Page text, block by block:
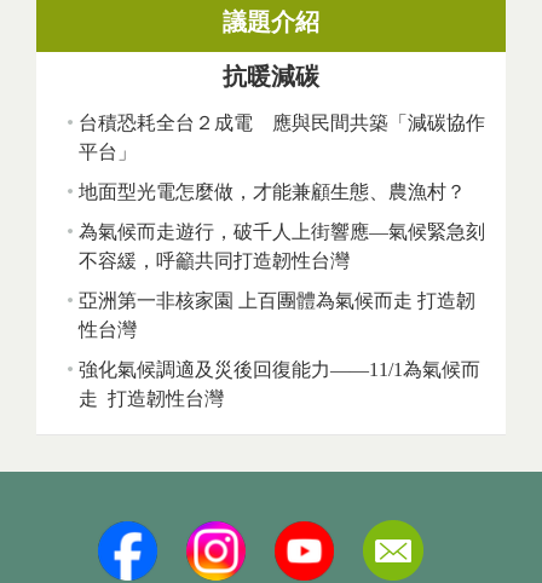
議題介紹
抗暖減碳
台積恐耗全台２成電 應與民間共築「減碳協作
平台」
地面型光電怎麼做，才能兼顧生態、農漁村？
為氣候而走遊行，破千人上街響應—氣候緊急刻
不容緩，呼籲共同打造韌性台灣
亞洲第一非核家園 上百團體為氣候而走 打造韌
性台灣
強化氣候調適及災後回復能力——11/1為氣候而
走 打造韌性台灣